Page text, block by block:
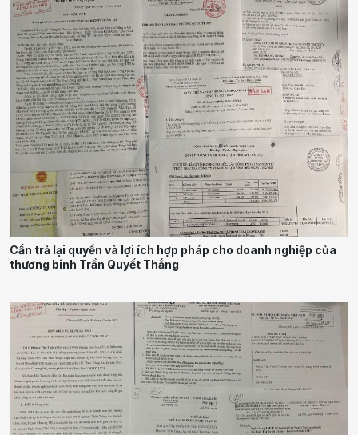
Cần trả lại quyền và lợi ích hợp pháp cho doanh nghiệp của
thương binh Trần Quyết Thắng